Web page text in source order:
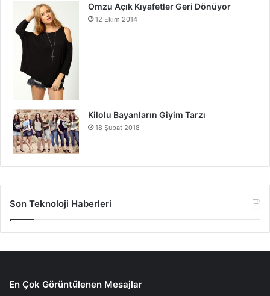
Omzu Açık Kıyafetler Geri Dönüyor
12 Ekim 2014
Kilolu Bayanların Giyim Tarzı
18 Şubat 2018
Son Teknoloji Haberleri
En Çok Görüntülenen Mesajlar